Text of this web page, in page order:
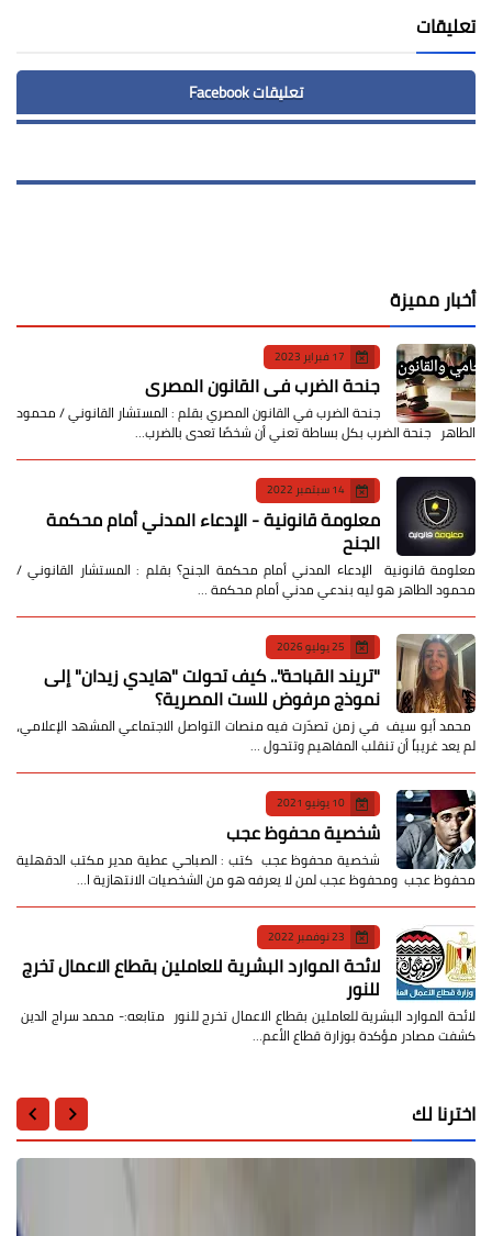
تعليقات
تعليقات Facebook
أخبار مميزة
17 فبراير 2023
جنحة الضرب في القانون المصري
جنحة الضرب في القانون المصري بقلم : المستشار القانوني / محمود
الطاهر جنحة الضرب بكل بساطة تعني أن شخصًا تعدى بالضرب…
14 سبتمبر 2022
معلومة قانونية - الإدعاء المدني أمام محكمة
الجنح
معلومة قانونية الإدعاء المدني أمام محكمة الجنح؟ بقلم : المستشار القانوني /
محمود الطاهر هو ليه بندعي مدني أمام محكمة …
25 يوليو 2026
​"تريند القباحة".. كيف تحولت "هايدي زيدان" إلى
نموذج مرفوض للست المصرية؟
​ محمد أبو سيف ​في زمن تصدّرت فيه منصات التواصل الاجتماعي المشهد الإعلامي،
لم يعد غريباً أن تنقلب المفاهيم وتتحول …
10 يونيو 2021
شخصية محفوظ عجب
شخصية محفوظ عجب كتب : الصباحي عطية مدير مكتب الدقهلية
محفوظ عجب ومحفوظ عجب لمن لا يعرفه هو من الشخصيات الانتهازية ا…
23 نوفمبر 2022
لائحة الموارد البشرية للعاملين بقطاع الاعمال تخرج
للنور
لائحة الموارد البشرية للعاملين بقطاع الاعمال تخرج للنور متابعه:- محمد سراج الدين
كشفت مصادر مؤكدة بوزارة قطاع الأعم…
اخترنا لك